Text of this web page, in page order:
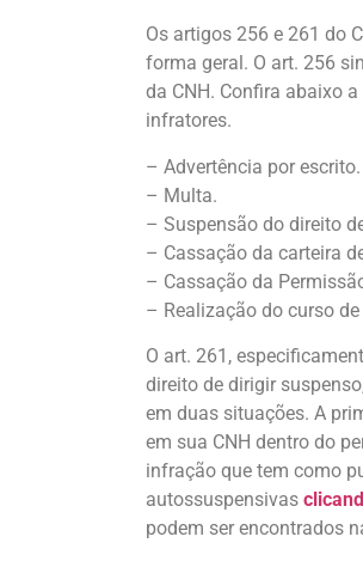
Os artigos 256 e 261 do
forma geral. O art. 256
da CNH. Confira abaixo
infratores.
– Advertência por escrito.
– Multa.
– Suspensão do direito
– Cassação da carteira
– Cassação da
– Realização do curso
O art. 261,
direito de dirigir
em duas situações. A
em sua CNH dentro do
infração que tem como
autossuspensivas
podem ser encontrados